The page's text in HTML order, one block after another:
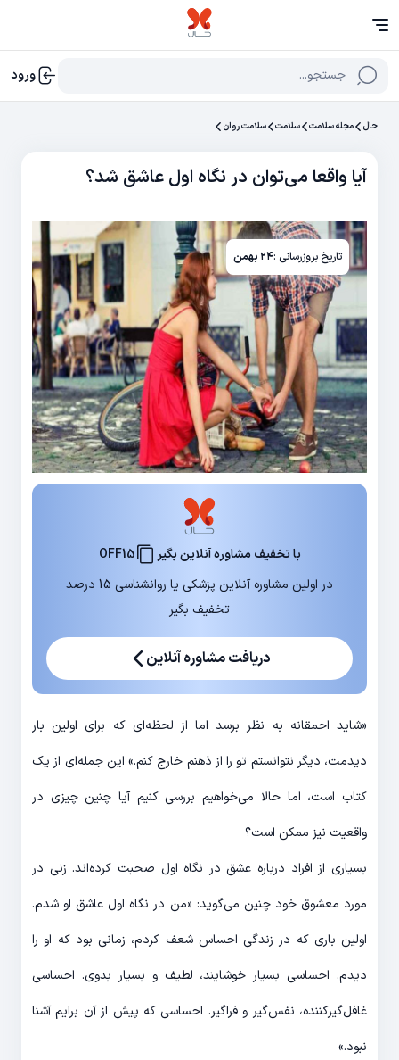
جستجو... ورود
حال مجله سلامت سلامت سلامت روان
آیا واقعا می‌توان در نگاه اول عاشق شد؟
تاریخ بروزرسانی :۲۴ بهمن
با تخفیف مشاوره آنلاین بگیر
OFF15
در اولین مشاوره آنلاین پزشکی یا روانشناسی 15 درصد
تخفیف بگیر
دریافت مشاوره آنلاین
«شاید احمقانه به نظر برسد اما از لحظه‌ای که برای اولین بار
دیدمت، دیگر نتوانستم تو را از ذهنم خارج کنم.» این جمله‌ای از یک
کتاب است، اما حالا می‌خواهیم بررسی کنیم آیا چنین چیزی در
واقعیت نیز ممکن است؟
بسیاری از افراد درباره عشق در نگاه اول صحبت کرده‌اند. زنی در
مورد معشوق خود چنین می‌گوید: ‌«من در نگاه اول عاشق او شدم.
اولین باری که در زندگی احساس شعف کردم، زمانی بود که او را
دیدم. احساسی بسیار خوشایند، لطیف و بسیار بدوی. احساسی
غافل‌گیرکننده، نفس‌گیر و فراگیر. احساسی که پیش از آن برایم آشنا
نبود.»